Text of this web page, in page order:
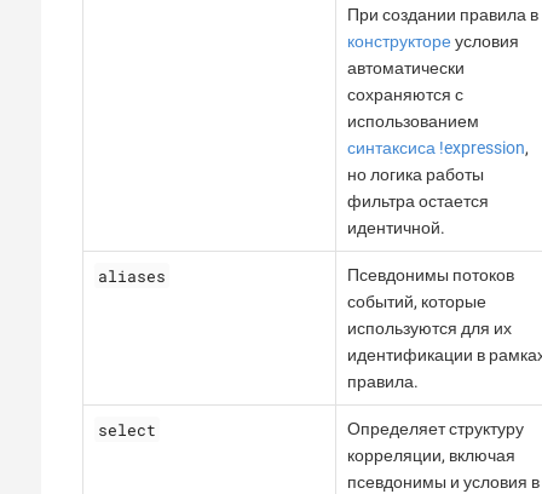
При создании правила в
конструкторе условия
автоматически
сохраняются с
использованием
синтаксиса !expression,
но логика работы
фильтра остается
идентичной.
aliases
Псевдонимы потоков
событий, которые
используются для их
идентификации в
правила.
select
Определяет структуру
корреляции, включая
псевдонимы и условия в